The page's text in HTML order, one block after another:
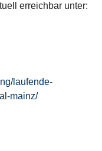
erreichbar unter:
laufende-
mainz/